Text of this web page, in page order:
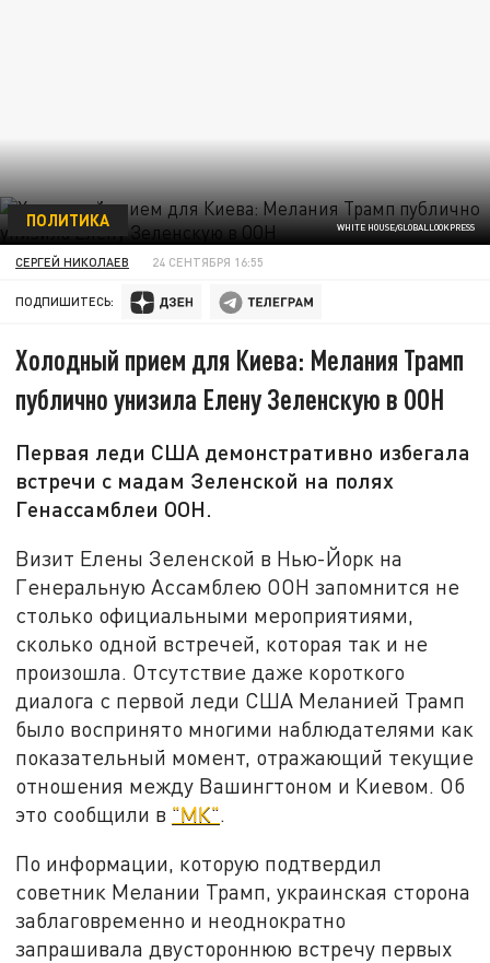
WHITE HOUSE/GLOBALLOOKPRESS
ПОЛИТИКА
СЕРГЕЙ НИКОЛАЕВ 24 СЕНТЯБРЯ 16:55
ПОДПИШИТЕСЬ:
Холодный прием для Киева: Мелания Трамп
публично унизила Елену Зеленскую в ООН
Первая леди США демонстративно избегала
встречи с мадам Зеленской на полях
Генассамблеи ООН.
Визит Елены Зеленской в Нью-Йорк на
Генеральную Ассамблею ООН запомнится не
столько официальными мероприятиями,
сколько одной встречей, которая так и не
произошла. Отсутствие даже короткого
диалога с первой леди США Меланией Трамп
было воспринято многими наблюдателями как
показательный момент, отражающий текущие
отношения между Вашингтоном и Киевом. Об
это сообщили в "МК".
По информации, которую подтвердил
советник Мелании Трамп, украинская сторона
заблаговременно и неоднократно
запрашивала двустороннюю встречу первых